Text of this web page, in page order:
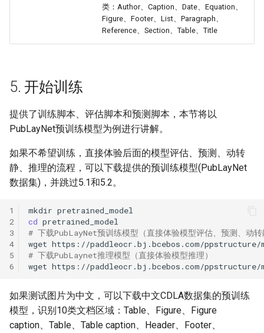
类：Author、Caption、Date、Equation、
Figure、Footer、List、Paragraph、
Reference、Section、Table、Title
5. 开始训练
提供了训练脚本、评估脚本和预测脚本，本节将以
PubLayNet预训练模型为例进行讲解。
如果不希望训练，直接体验后面的模型评估、预测、动转
静、推理的流程，可以下载提供的预训练模型(PubLayNet
数据集)，并跳过5.1和5.2。
1
2
3
4
5
6
mkdir
cd
# 下载PubLayNet预训练模型（直接体验模型评估、预测、动转
wget
# 下载PubLaynet推理模型（直接体验模型推理）
wget
如果测试图片为中文，可以下载中文CDLA数据集的预训练
模型，识别10类文档区域：Table、Figure、Figure
caption、Table、Table caption、Header、Footer、